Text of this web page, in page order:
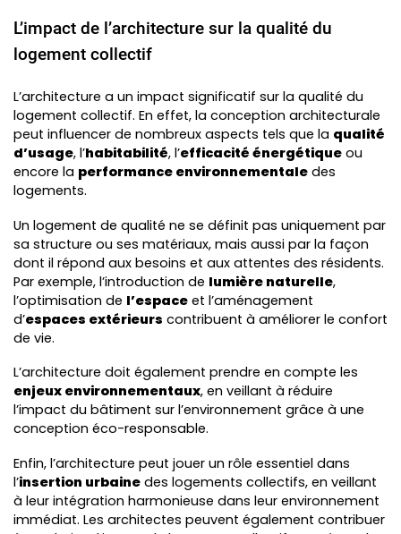
L’impact de l’architecture sur la qualité du
logement collectif
L’architecture a un impact significatif sur la qualité du
logement collectif. En effet, la conception architecturale
peut influencer de nombreux aspects tels que la qualité
d’usage, l’habitabilité, l’efficacité énergétique ou
encore la performance environnementale des
logements.
Un logement de qualité ne se définit pas uniquement par
sa structure ou ses matériaux, mais aussi par la façon
dont il répond aux besoins et aux attentes des résidents.
Par exemple, l’introduction de lumière naturelle,
l’optimisation de l’espace et l’aménagement
d’espaces extérieurs contribuent à améliorer le confort
de vie.
L’architecture doit également prendre en compte les
enjeux environnementaux, en veillant à réduire
l’impact du bâtiment sur l’environnement grâce à une
conception éco-responsable.
Enfin, l’architecture peut jouer un rôle essentiel dans
l’insertion urbaine des logements collectifs, en veillant
à leur intégration harmonieuse dans leur environnement
immédiat. Les architectes peuvent également contribuer